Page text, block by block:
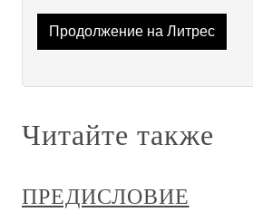
Продолжение на Литрес
Читайте также
ПРЕДИСЛОВИЕ